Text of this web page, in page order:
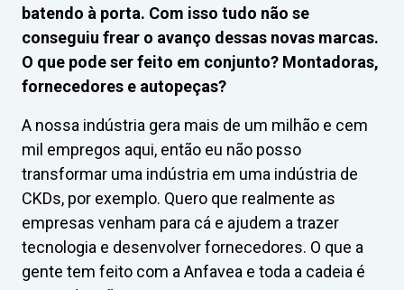
batendo à porta. Com isso tudo não se
conseguiu frear o avanço dessas novas marcas.
O que pode ser feito em conjunto? Montadoras,
fornecedores e autopeças?
A nossa indústria gera mais de um milhão e cem
mil empregos aqui, então eu não posso
transformar uma indústria em uma indústria de
CKDs, por exemplo. Quero que realmente as
empresas venham para cá e ajudem a trazer
tecnologia e desenvolver fornecedores. O que a
gente tem feito com a Anfavea e toda a cadeia é